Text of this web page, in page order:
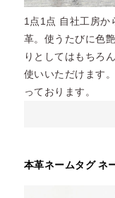
1点1点 自社工房か
革。使うたびに色
りとしてはもちろ
使いいただけます
っております。
本革ネームタグ ネ